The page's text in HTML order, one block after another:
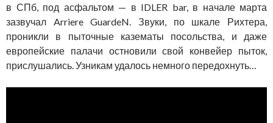
в СПб, под асфальтом — в IDLER bar, в начале марта
зазвучал Arriere GuardeN. Звуки, по шкале Рихтера,
проникли в пыточные казематы посольства, и даже
европейские палачи остновили свой конвейер пыток,
прислушались. Узникам удалось немного передохнуть…